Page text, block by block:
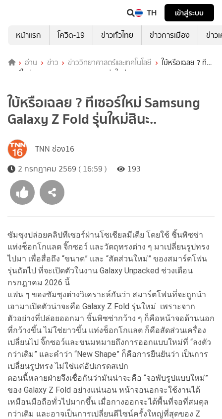
TH
เข้าสู่ระบบ
หน้าแรก
โควิด-19 ข่าวทั่วไทย ข่าวการเมือง ข่าว
อ่าน ข่าว ข่าววิทยาศาสตร์และเทคโนโลยี
ใบ้หรือเฉลย ? ที
เซอร์ใหม่ Samsung Galaxy Z Fold รุ่นใหม่สินะ..
ใบ้หรือเฉลย ? ทีเซอร์ใหม่ Samsung
Galaxy Z Fold รุ่นใหม่สินะ..
TNN ช่อง16
2 กรกฎาคม 2569 ( 16:59 )
193
ซัมซุงปล่อยคลิปทีเซอร์ผ่านโซเชียลมีเดีย โดยใช้ ชิ้นพิซซ่า
แท่งช็อกโกแลต จิ๊กซอว์ และวัตถุทรงต่าง ๆ มาเปลี่ยนรูปทรง
ไปมา เพื่อสื่อถึง “ขนาด” และ “สัดส่วนใหม่” ของสมาร์ตโฟน
รุ่นถัดไป ที่จะเปิดตัวในงาน Galaxy Unpacked ช่วงเดือน
กรกฎาคม 2026 นี้
แฟน ๆ ของซัมซุงต่างวิเคราะห์กันว่า สมาร์ตโฟนที่จะถูกนำ
เอามาเปิดตัวน่าจะคือ Galaxy Z Fold รุ่นใหม่ เพราะจาก
ตัวอย่างที่ปล่อยออกมา ชิ้นพิซซ่ากว้าง ๆ ก็คือหน้าจอด้านนอก
ที่กว้างขึ้น ไม่ใช่ยาวขึ้น แท่งช็อกโกแลต ก็คือสัดส่วนเครื่อง
เปลี่ยนไป จิ๊กซอว์และขนมหมายถึงการออกแบบใหม่ที่ “ลงตัว
กว่าเดิม” และคำว่า “New Shape” ก็คือการยืนยันว่า เป็นการ
เปลี่ยนรูปทรง ไม่ใช่แค่อัปเกรดสเปก
ตอนนี้หลายฝ่ายจึงเชื่อกันว่ามันน่าจะคือ “จอพับรูปแบบใหม่”
ของ Galaxy Z Fold อย่างแน่นอน หน้าจอนอกจะใช้งานได้
เหมือนมือถือทั่วไปมากขึ้น เมื่อกางออกจะได้พื้นที่จอที่สมดุล
กว่าเดิม และอาจเป็นการเปลี่ยนดีไซน์ครั้งใหญ่ที่สุดของ Z